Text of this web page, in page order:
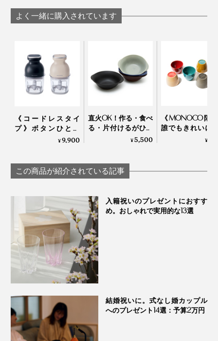
よく一緒に購入されています
《コードレスタイ
プ》ボタンひとつ
で、刻む・混ぜる・
ルカッター ボンヌ」|
récolte
¥9,900
直火OK！作る・食べ
る・片付けるがひと
つで完結する「器 兼
¥5,500
《MONOCO限
誰でもきれいに
付けができる、
¥
この商品が紹介されている記事
入籍祝いのプレゼントにおすす
め。おしゃれで実用的な13選
結婚祝いに。式なし婚カップル
へのプレゼント14選：予算2万円